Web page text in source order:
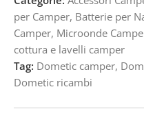
per Camper, Batterie per
Camper, Microonde
cottura e lavelli camper
Tag: Dometic camper,
Dometic ricambi